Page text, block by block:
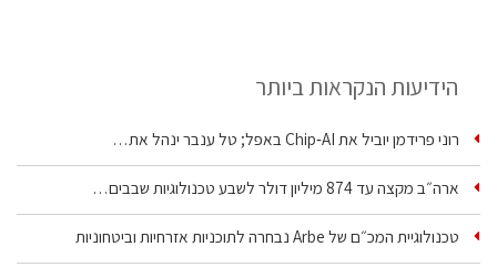
הידיעות הנקראות ביותר
רוני פרידמן יוביל את Chip‑AI באפל; טל ענבר ינהל את…
ארה״ב מקצה עד 874 מיליון דולר לשבע טכנולוגיות שבבים…
טכנולוגיית המכ״ם של Arbe נבחרה לתוכניות אזרחיות וביטחוניות